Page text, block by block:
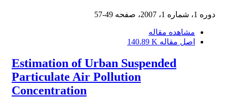
دوره 1، شماره 1، 2007، صفحه 49-57
مشاهده مقاله
اصل مقاله 140.89 K
Estimation of Urban Suspended
Particulate Air Pollution
Concentration